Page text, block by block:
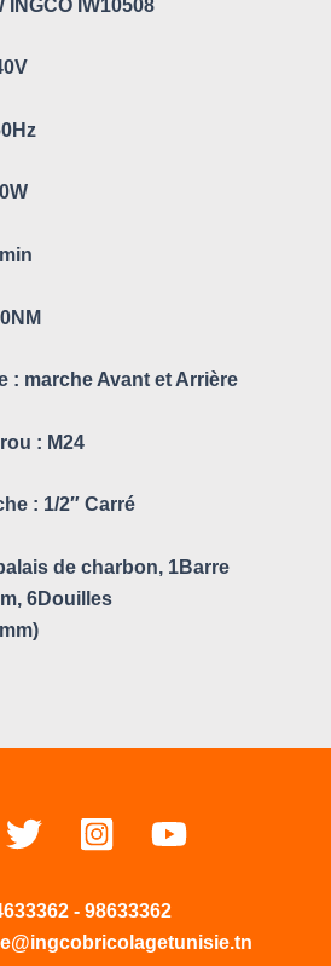
INGCO IW10508
: marche Avant et Arrière
: M24
: 1/2″ Carré
de charbon, 1Barre
6Douilles
362 - 98633362